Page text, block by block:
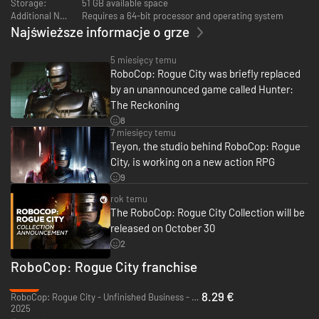
przestępców.
RoboCop jest na tyle duży i silny, że zawsze wybiera przemoc, jeśli chce -
nawet kończąca się amunicja nie jest dla niego prawdziwą przeszkodą.
Jeśli zacznie brakować mu amunicji, może po prostu pomaszerować
(powoli) do następnego złoczyńcy w kolejce i uderzyć go w następny
wtorek! Jednak nie zawsze musi używać siły: niektóre z zadań
pobocznych oferują bardziej ugodowe ścieżki do sukcesu, wykorzystując
perswazję i dialog, aby zachęcić członka gangu do dostarczenia
potrzebnych informacji. Możesz także zyskać dobrą wolę, wykonując
przysługi dla innych policjantów lub wchodząc w interakcje z
mieszkańcami miasta. A ta pokojowa ścieżka jest aktywnie wspierana,
pomocą drzewka umiejętności, aby uzyskać więcej z pokojowych wymian
z obywatelami, zarówno dobrymi, jak i złymi.
Storage:
51 GB available space
Additional Notes:
Requires a 64-bit processor and operating system
Najświeższe informacje o grze
5 miesięcy temu
RoboCop: Rogue City was briefly replaced
by an unannounced game called Hunter:
The Reckoning
8
7 miesięcy temu
Teyon, the studio behind RoboCop: Rogue
City, is working on a new action RPG
9
rok temu
The RoboCop: Rogue City Collection will be
released on October 30
2
RoboCop: Rogue City franchise
RoboCop: Rogue City - Unfinished Business - PC (Steam)
2025
8.29 €